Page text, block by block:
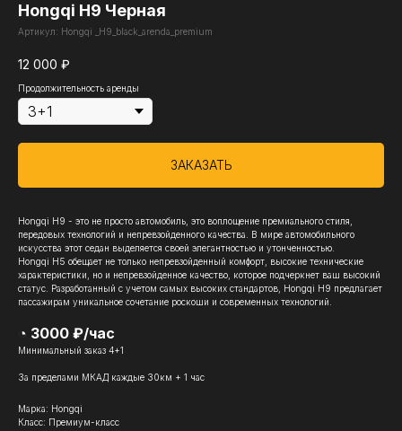
Hongqi H9 Черная
Артикул: Hongqi _H9_black_arenda_premium
12 000 ₽
Продолжительность аренды
ЗАКАЗАТЬ
Hongqi H9 - это не просто автомобиль, это воплощение премиального стиля,
передовых технологий и непревзойденного качества. В мире автомобильного
искусства этот седан выделяется своей элегантностью и утонченностью.
Hongqi H5 обещает не только непревзойденный комфорт, высокие технические
характеристики, но и непревзойденное качество, которое подчеркнет ваш высокий
статус. Разработанный с учетом самых высоких стандартов, Hongqi H9 предлагает
пассажирам уникальное сочетание роскоши и современных технологий.
◔ 3000 ₽/час
Минимальный заказ 4+1
За пределами МКАД каждые 30км + 1 час
Марка: Hongqi
Класс: Премиум-класс